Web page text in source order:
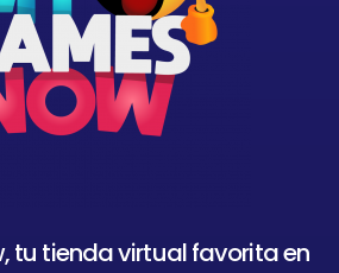
tu tienda virtual favorita en